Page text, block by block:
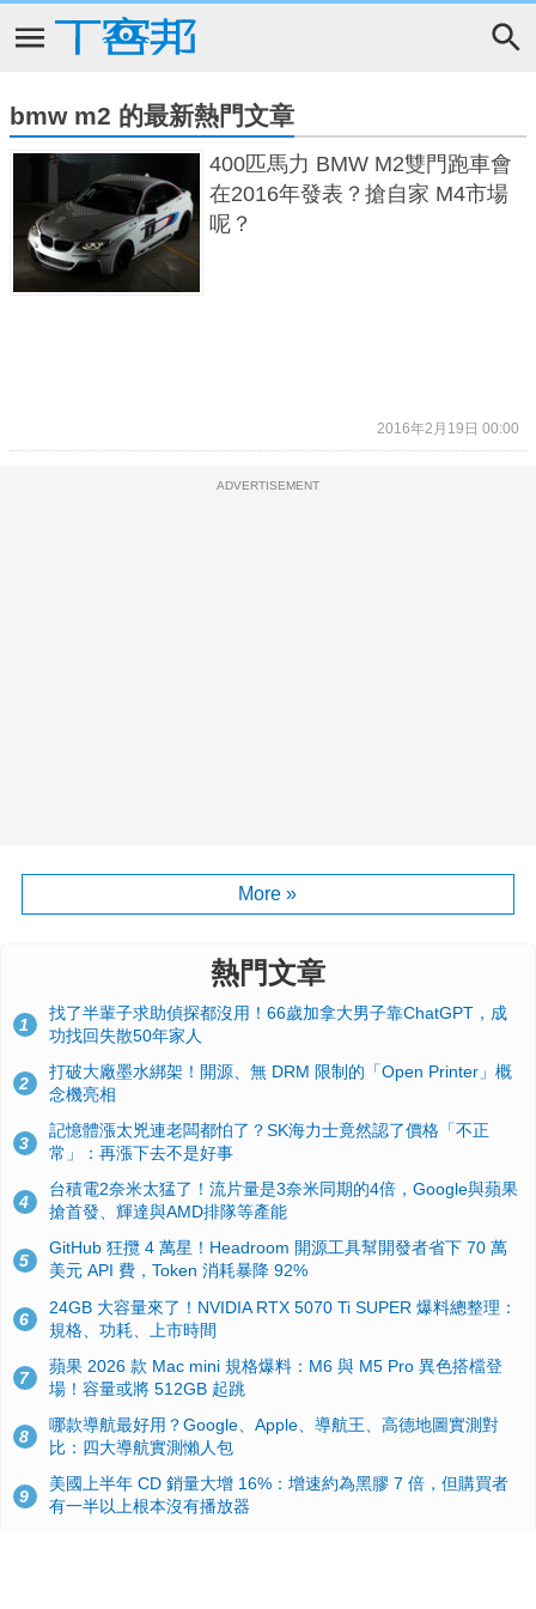
bmw m2 的最新熱門文章
400匹馬力 BMW M2雙門跑車會
在2016年發表？搶自家 M4市場
呢？
2016年2月19日 00:00
ADVERTISEMENT
More »
熱門文章
1
找了半輩子求助偵探都沒用！66歲加拿大男子靠ChatGPT，成
功找回失散50年家人
2
打破大廠墨水綁架！開源、無 DRM 限制的「Open Printer」概
念機亮相
3
記憶體漲太兇連老闆都怕了？SK海力士竟然認了價格「不正
常」：再漲下去不是好事
4
台積電2奈米太猛了！流片量是3奈米同期的4倍，Google與蘋果
搶首發、輝達與AMD排隊等產能
5
GitHub 狂攬 4 萬星！Headroom 開源工具幫開發者省下 70 萬
美元 API 費，Token 消耗暴降 92%
6
24GB 大容量來了！NVIDIA RTX 5070 Ti SUPER 爆料總整理：
規格、功耗、上市時間
7
蘋果 2026 款 Mac mini 規格爆料：M6 與 M5 Pro 異色搭檔登
場！容量或將 512GB 起跳
8
哪款導航最好用？Google、Apple、導航王、高德地圖實測對
比：四大導航實測懶人包
9
美國上半年 CD 銷量大增 16%：增速約為黑膠 7 倍，但購買者
有一半以上根本沒有播放器